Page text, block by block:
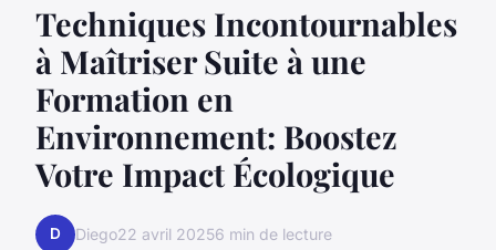
Techniques Incontournables
à Maîtriser Suite à une
Formation en
Environnement: Boostez
Votre Impact Écologique
D Diego22 avril 20256 min de lecture